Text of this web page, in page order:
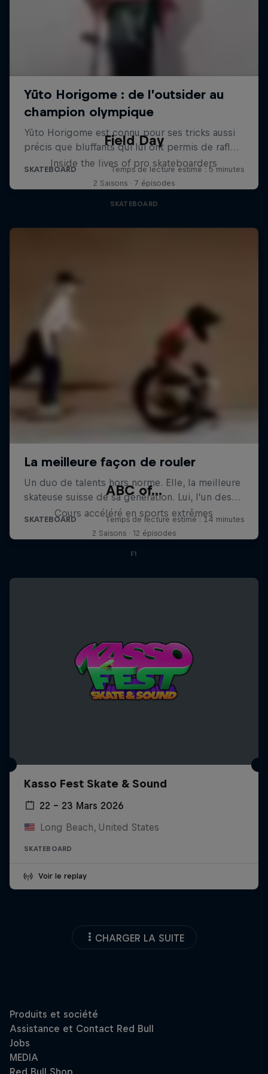
Field Day
Inside the lives of pro skateboarders
2 Saisons · 7 épisodes
SKATEBOARD
ABC of...
Cours accéléré en sports extrêmes
2 Saisons · 12 épisodes
F1
Kasso Fest Skate & Sound
22 – 23 Mars 2026
Long Beach, United States
SKATEBOARD
Voir le replay
CHARGER LA SUITE